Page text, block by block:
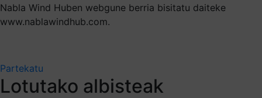
Nabla Wind Huben webgune berria bisitatu daiteke
www.nablawindhub.com.
Partekatu
Lotutako albisteak